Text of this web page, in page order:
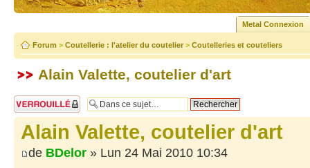
Metal Connexion
Forum > Coutellerie : l'atelier du coutelier > Coutelleries et couteliers
Alain Valette, coutelier d'art
Sujet verrouillé
Alain Valette, coutelier d'art
de BDelor » Lun 24 Mai 2010 10:34